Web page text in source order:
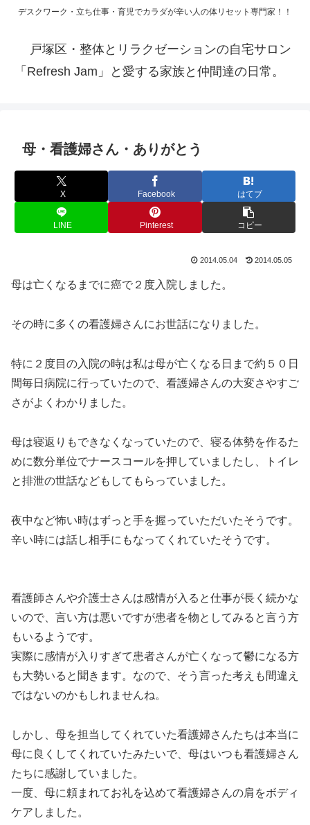
デスクワーク・立ち仕事・育児でカラダが辛い人の体リセット専門家！！
戸塚区・整体とリラクゼーションの自宅サロン
「Refresh Jam」と愛する家族と仲間達の日常。
母・看護婦さん・ありがとう
X Facebook はてブ
LINE Pinterest コピー
2014.05.04 2014.05.05
母は亡くなるまでに癌で２度入院しました。
その時に多くの看護婦さんにお世話になりました。
特に２度目の入院の時は私は母が亡くなる日まで約５０日
間毎日病院に行っていたので、看護婦さんの大変さやすご
さがよくわかりました。
母は寝返りもできなくなっていたので、寝る体勢を作るた
めに数分単位でナースコールを押していましたし、トイレ
と排泄の世話などもしてもらっていました。
夜中など怖い時はずっと手を握っていただいたそうです。
辛い時には話し相手にもなってくれていたそうです。
看護師さんや介護士さんは感情が入ると仕事が長く続かな
いので、言い方は悪いですが患者を物としてみると言う方
もいるようです。
実際に感情が入りすぎて患者さんが亡くなって鬱になる方
も大勢いると聞きます。なので、そう言った考えも間違え
ではないのかもしれませんね。
しかし、母を担当してくれていた看護婦さんたちは本当に
母に良くしてくれていたみたいで、母はいつも看護婦さん
たちに感謝していました。
一度、母に頼まれてお礼を込めて看護婦さんの肩をボディ
ケアしました。